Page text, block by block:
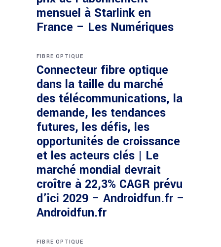
mensuel à Starlink en
France – Les Numériques
FIBRE OPTIQUE
Connecteur fibre optique
dans la taille du marché
des télécommunications, la
demande, les tendances
futures, les défis, les
opportunités de croissance
et les acteurs clés | Le
marché mondial devrait
croître à 22,3% CAGR prévu
d’ici 2029 – Androidfun.fr –
Androidfun.fr
FIBRE OPTIQUE